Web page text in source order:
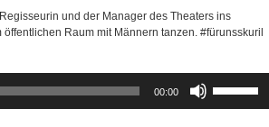
und der Manager des Theaters ins
Raum mit Männern tanzen. #fürunsskuril
00:00
Hoch/Runter
benutzen,